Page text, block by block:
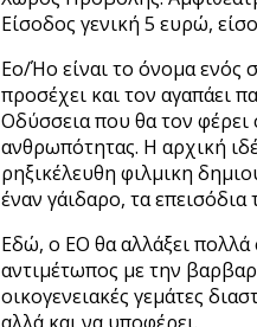
Είσοδος γενική 5 ευρώ,
Eo/Ήο είναι το όνομα ενός
προσέχει και τον αγαπάει
Οδύσσεια που θα τον
ανθρωπότητας. Η αρχική
ρηξικέλευθη φιλμικη
έναν γάιδαρο, τα
Εδώ, ο ΕΟ θα αλλάξει πολλά
αντιμέτωπος με την
οικογενειακές γεμάτες